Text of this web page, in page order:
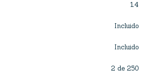
14
Incluido
Incluido
2 de 250